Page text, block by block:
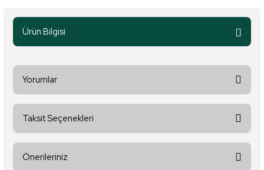
Ürün Bilgisi
Yorumlar
Taksit Seçenekleri
Önerileriniz